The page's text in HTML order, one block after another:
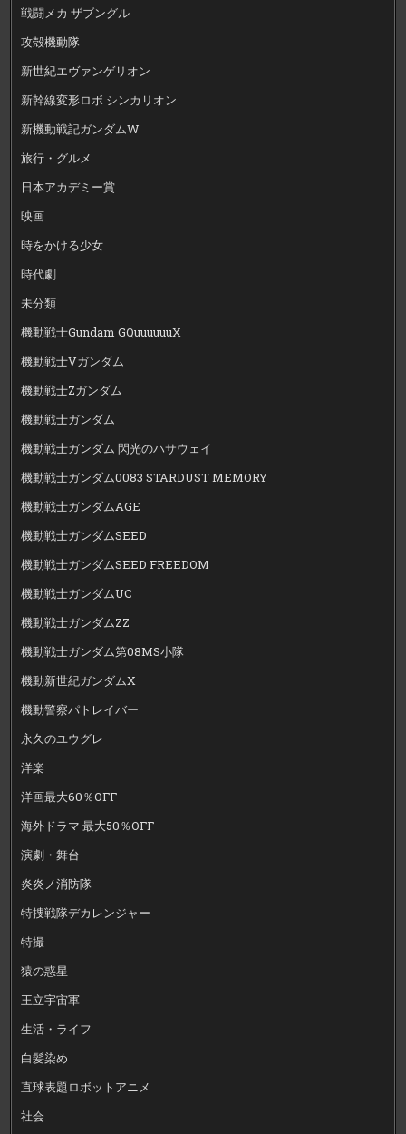
戦闘メカ ザブングル
攻殻機動隊
新世紀エヴァンゲリオン
新幹線変形ロボ シンカリオン
新機動戦記ガンダムW
旅行・グルメ
日本アカデミー賞
映画
時をかける少女
時代劇
未分類
機動戦士Gundam GQuuuuuuX
機動戦士Vガンダム
機動戦士Zガンダム
機動戦士ガンダム
機動戦士ガンダム 閃光のハサウェイ
機動戦士ガンダム0083 STARDUST MEMORY
機動戦士ガンダムAGE
機動戦士ガンダムSEED
機動戦士ガンダムSEED FREEDOM
機動戦士ガンダムUC
機動戦士ガンダムZZ
機動戦士ガンダム第08MS小隊
機動新世紀ガンダムX
機動警察パトレイバー
永久のユウグレ
洋楽
洋画最大60％OFF
海外ドラマ 最大50％OFF
演劇・舞台
炎炎ノ消防隊
特捜戦隊デカレンジャー
特撮
猿の惑星
王立宇宙軍
生活・ライフ
白髪染め
直球表題ロボットアニメ
社会